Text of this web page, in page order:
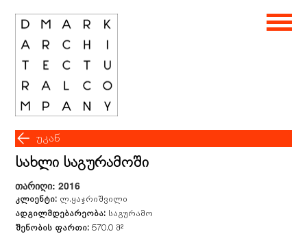
უკან
სახლი საგურამოში
თარიღი: 2016
კლიენტი: ლ.ყაჯრიშვილი
ადგილმდებარეობა: საგურამო
შენობის ფართი: 570.0 მ²